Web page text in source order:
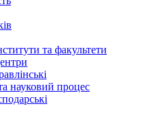
та факультети
науковий процес